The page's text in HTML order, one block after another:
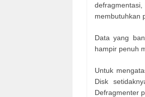
membutuhkan
Data yang
hampir penuh
Untuk
Disk
Defragmenter